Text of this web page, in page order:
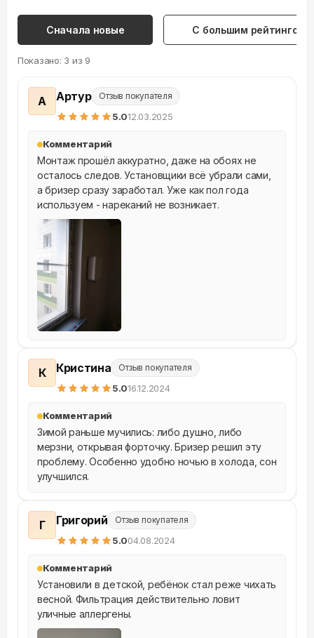
Сначала новые С большим рейтингом
Показано: 3 из 9
А Артур Отзыв покупателя
5.012.03.2025
Комментарий
Монтаж прошёл аккуратно, даже на обоях не
осталось следов. Установщики всё убрали сами,
а бризер сразу заработал. Уже как пол года
используем - нареканий не возникает.
К Кристина Отзыв покупателя
5.016.12.2024
Комментарий
Зимой раньше мучились: либо душно, либо
мерзни, открывая форточку. Бризер решил эту
проблему. Особенно удобно ночью в холода, сон
улучшился.
Г Григорий Отзыв покупателя
5.004.08.2024
Комментарий
Установили в детской, ребёнок стал реже чихать
весной. Фильтрация действительно ловит
уличные аллергены.